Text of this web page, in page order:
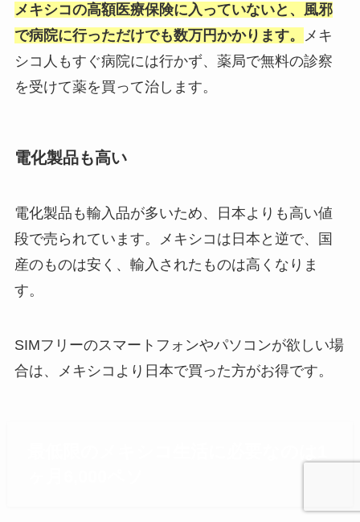
メキシコの高額医療保険に入っていないと、風邪
で病院に行っただけでも数万円かかります。
メキ
シコ人もすぐ病院には行かず、薬局で無料の診察
を受けて薬を買って治します。
電化製品も高い
電化製品も輸入品が多いため、日本よりも高い値
段で売られています。メキシコは日本と逆で、国
産のものは安く、輸入されたものは高くなりま
す。
SIMフリーのスマートフォンやパソコンが欲しい場
合は、メキシコより日本で買った方がお得です。